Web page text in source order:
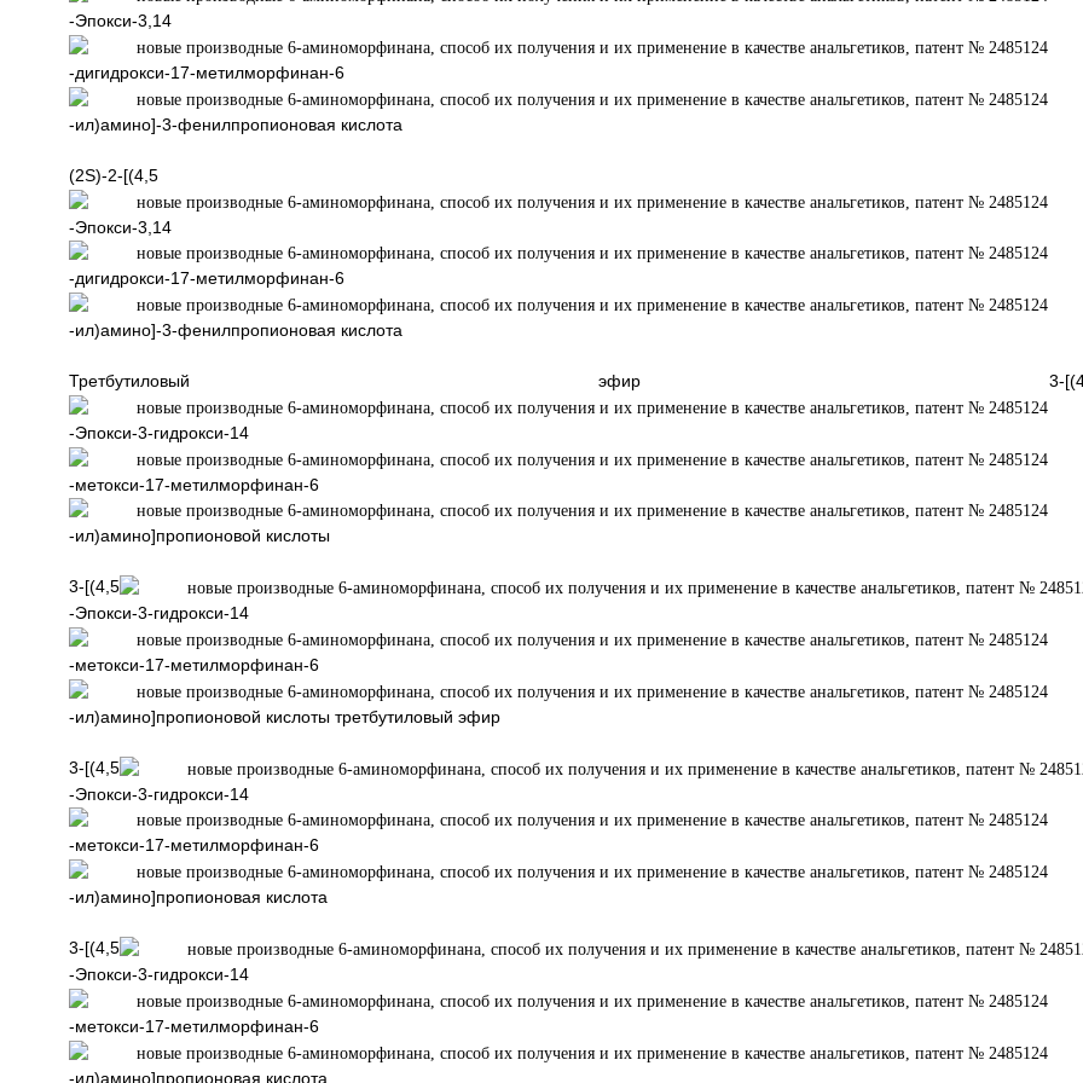
-Эпокси-3,14
-дигидрокси-17-метилморфинан-6
-ил)амино]-3-фенилпропионовая кислота
(2S)-2-[(4,5
-Эпокси-3,14
-дигидрокси-17-метилморфинан-6
-ил)амино]-3-фенилпропионовая кислота
Третбутиловый эфир 3-
-Эпокси-3-гидрокси-14
-метокси-17-метилморфинан-6
-ил)амино]пропионовой кислоты
3-[(4,5
-Эпокси-3-гидрокси-14
-метокси-17-метилморфинан-6
-ил)амино]пропионовой кислоты третбутиловый эфир
3-[(4,5
-Эпокси-3-гидрокси-14
-метокси-17-метилморфинан-6
-ил)амино]пропионовая кислота
3-[(4,5
-Эпокси-3-гидрокси-14
-метокси-17-метилморфинан-6
-ил)амино]пропионовая кислота